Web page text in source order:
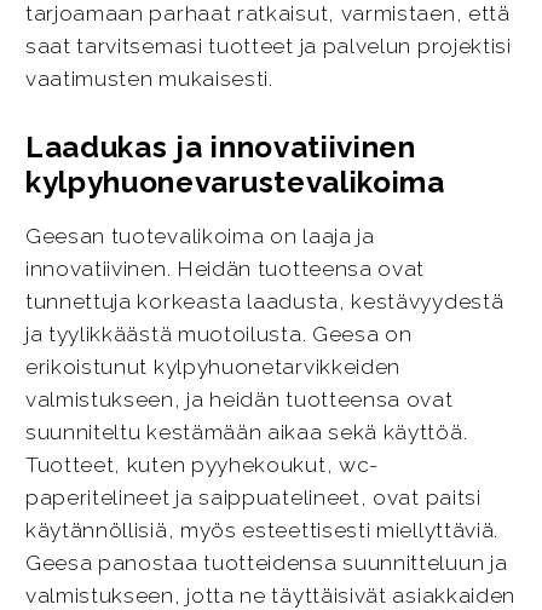
tarjoamaan parhaat ratkaisut, varmistaen, että
saat tarvitsemasi tuotteet ja palvelun projektisi
vaatimusten mukaisesti.
Laadukas ja innovatiivinen
kylpyhuonevarustevalikoima
Geesan tuotevalikoima on laaja ja
innovatiivinen. Heidän tuotteensa ovat
tunnettuja korkeasta laadusta, kestävyydestä
ja tyylikkäästä muotoilusta. Geesa on
erikoistunut kylpyhuonetarvikkeiden
valmistukseen, ja heidän tuotteensa ovat
suunniteltu kestämään aikaa sekä käyttöä.
Tuotteet, kuten pyyhekoukut, wc-
paperitelineet ja saippuatelineet, ovat paitsi
käytännöllisiä, myös esteettisesti miellyttäviä.
Geesa panostaa tuotteidensa suunnitteluun ja
valmistukseen, jotta ne täyttäisivät asiakkaiden